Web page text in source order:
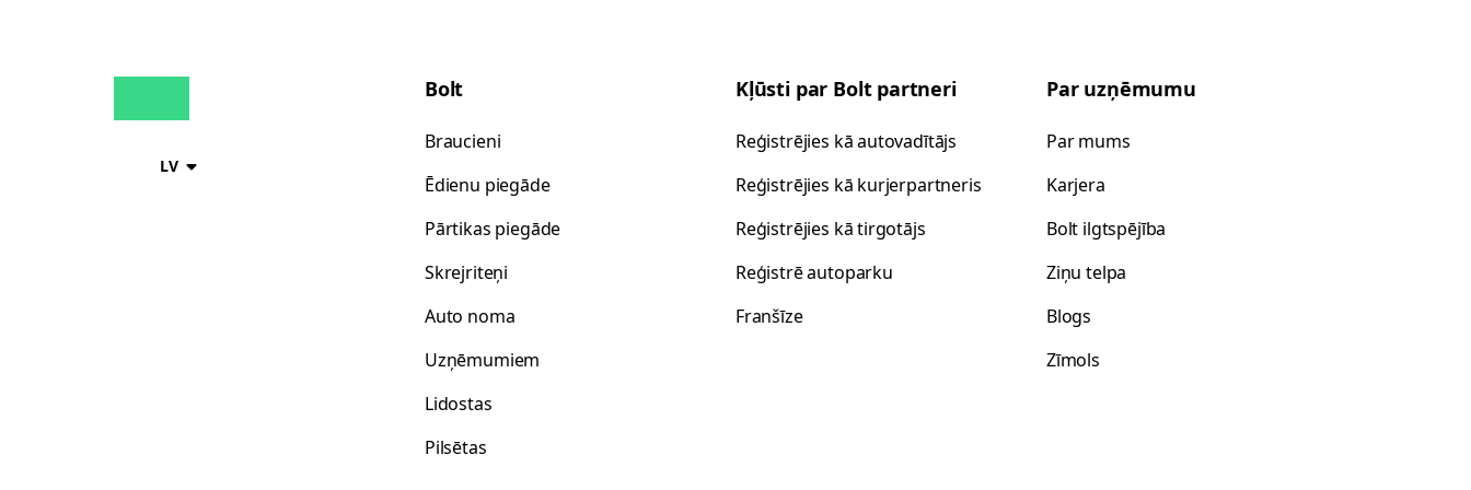
LV
Bolt
Braucieni
Ēdienu piegāde
Pārtikas piegāde
Skrejriteņi
Auto noma
Uzņēmumiem
Lidostas
Pilsētas
Kļūsti par Bolt partneri
Reģistrējies kā autovadītājs
Reģistrējies kā kurjerpartneris
Reģistrējies kā tirgotājs
Reģistrē autoparku
Franšīze
Par uzņēmumu
Par mums
Karjera
Bolt ilgtspējība
Ziņu telpa
Blogs
Zīmols